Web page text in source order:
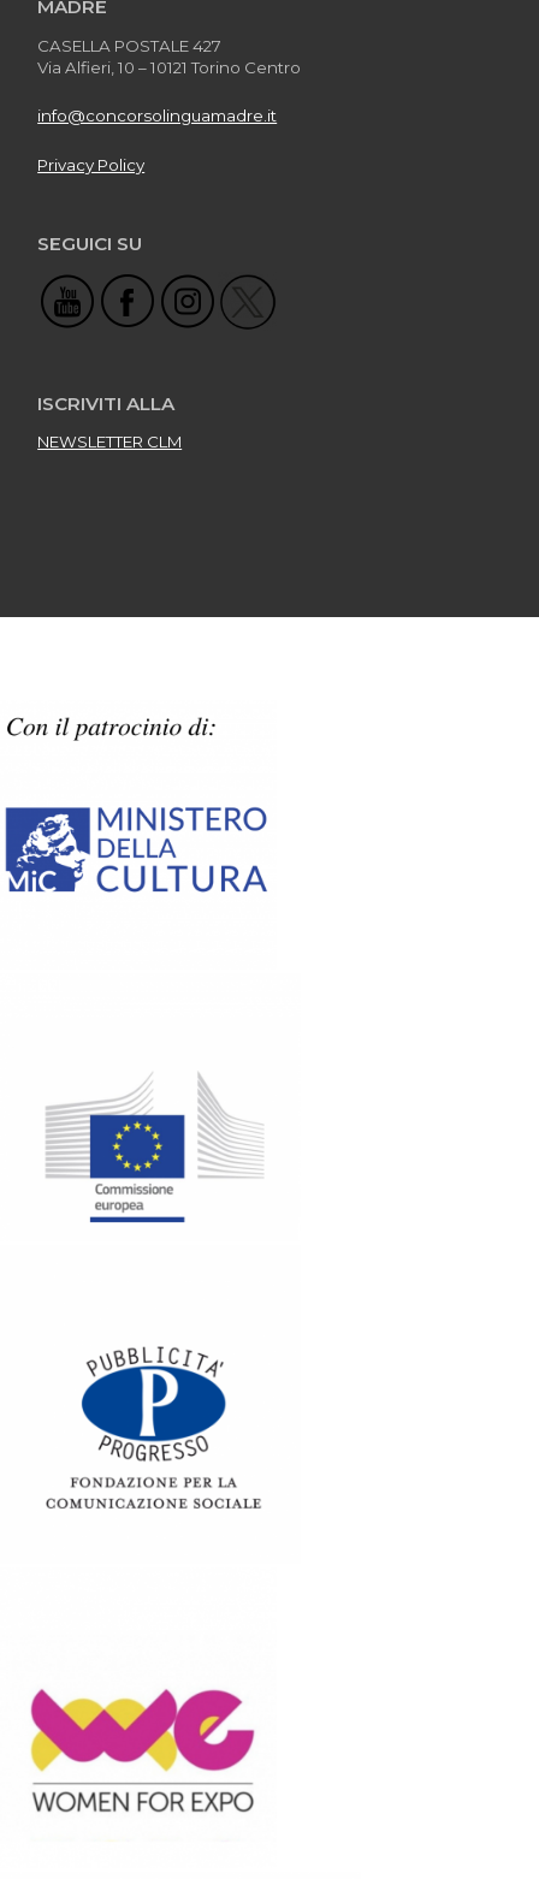
MADRE
CASELLA POSTALE 427
Via Alfieri, 10 – 10121 Torino Centro
info@concorsolinguamadre.it
Privacy Policy
SEGUICI SU
ISCRIVITI ALLA
NEWSLETTER CLM